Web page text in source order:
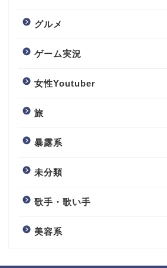
グルメ
ゲーム実況
女性Youtuber
旅
暴露系
未分類
歌手・歌い手
美容系